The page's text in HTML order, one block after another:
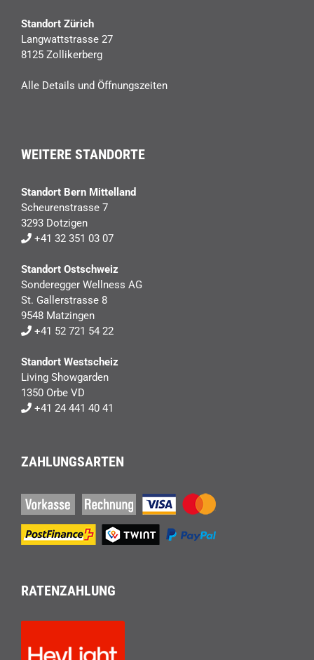
Standort Zürich
Langwattstrasse 27
8125 Zollikerberg
Alle Details und Öffnungszeiten
WEITERE STANDORTE
Standort Bern Mittelland
Scheurenstrasse 7
3293 Dotzigen
+41 32 351 03 07
Standort Ostschweiz
Sonderegger Wellness AG
St. Gallerstrasse 8
9548 Matzingen
+41 52 721 54 22
Standort Westscheiz
Living Showgarden
1350 Orbe VD
+41 24 441 40 41
ZAHLUNGSARTEN
RATENZAHLUNG